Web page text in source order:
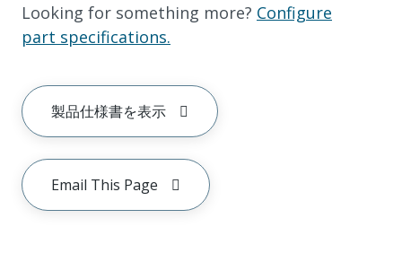
Looking for something more? Configure
part specifications.
製品仕様書を表示
Email This Page